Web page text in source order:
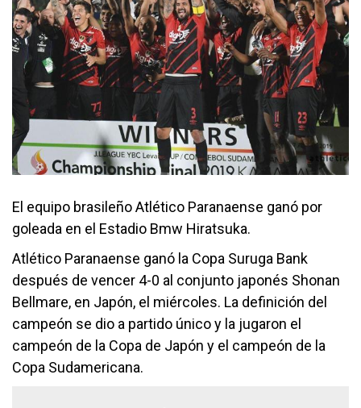
El equipo brasileño Atlético Paranaense ganó por
goleada en el Estadio Bmw Hiratsuka.
Atlético Paranaense ganó la Copa Suruga Bank
después de vencer 4-0 al conjunto japonés Shonan
Bellmare, en Japón, el miércoles. La definición del
campeón se dio a partido único y la jugaron el
campeón de la Copa de Japón y el campeón de la
Copa Sudamericana.